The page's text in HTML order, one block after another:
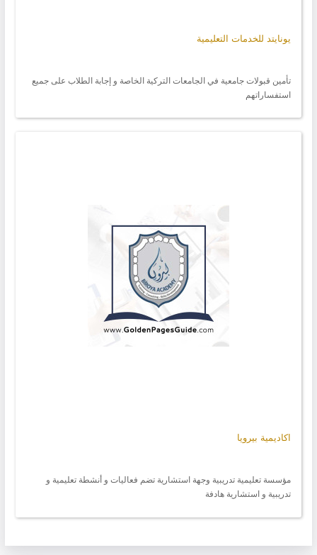
يونايتد للخدمات التعليمية
تأمين قبولات جامعية في الجامعات التركية الخاصة و إجابة الطلاب على جميع
استفساراتهم
اكاديمية بيرويا
مؤسسة تعليمية تدريبية وجهة استشارية تضم فعاليات و أنشطة تعليمية و
تدريبية و استشارية هادفة